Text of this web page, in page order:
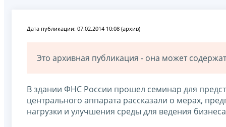
Дата публикации: 07.02.2014 10:08 (архив)
Это архивная публикация - она может
В здании ФНС России прошел семинар для
центрального аппарата рассказали о мерах,
нагрузки и улучшения среды для ведения